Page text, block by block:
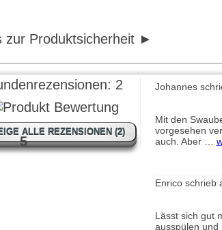
zur Produktsicherheit
2
5
ALLE REZENSIONEN (2)
Johannes
Mit den
vorgesehen
auch. Aber …
Enrico schrieb
Lässt sich gut
ausspülen und